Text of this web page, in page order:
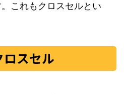
これもクロスセルとい
スセル